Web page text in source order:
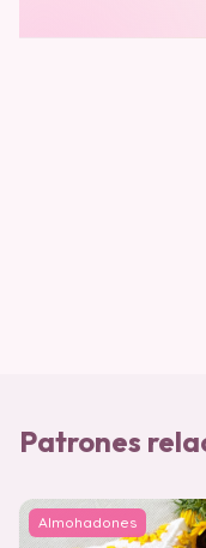
Patrones
Almohadones